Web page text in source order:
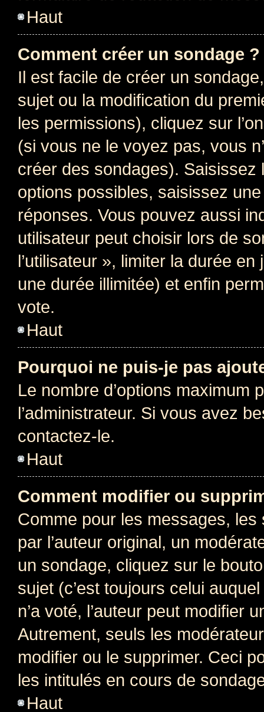
Haut
Comment créer un sondage ?
Il est facile de créer un
sujet ou la modification du
les permissions), cliquez sur
(si vous ne le voyez pas, vous
créer des sondages).
options possibles, saisissez
réponses. Vous pouvez aussi
utilisateur peut choisir lors de
l’utilisateur », limiter la durée
une durée illimitée) et enfin
vote.
Haut
Pourquoi ne puis-je pas
Le nombre d’options maximum
l’administrateur. Si vous avez
contactez-le.
Haut
Comment modifier ou
Comme pour les messages,
par l’auteur original, un
un sondage, cliquez sur le
sujet (c’est toujours celui
n’a voté, l’auteur peut modifier
Autrement, seuls les
modifier ou le supprimer. Ceci
les intitulés en cours de
Haut